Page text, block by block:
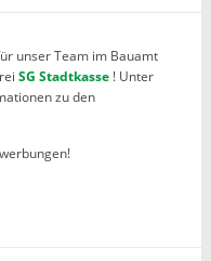
unser Team im Bauamt
SG Stadtkasse! Unter
zu den